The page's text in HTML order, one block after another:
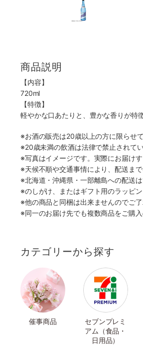
商品説明
【内容】
720ml
【特徴】
軽やかな口あたりと、豊かな香りが特徴
※お酒の販売は20歳以上の方に限らせて
※20歳未満の飲酒は法律で禁止されてい
※写真はイメージです。実際にお届け
※天候不順や交通事情により、配送ま
※北海道・沖縄県・一部離島への配送は
※のしがけ、またはギフト用のラッピ
※他の商品と同梱は出来ませんのでご了
※同一のお届け先でも複数商品をご購
カテゴリーから探す
催事商品
セブンプレミ
アム（食品・
日用品）